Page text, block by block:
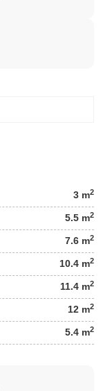
3 m2
5.5 m2
7.6 m2
10.4 m2
11.4 m2
12 m2
5.4 m2